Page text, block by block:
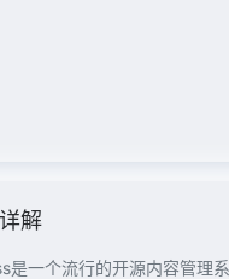
解
一个流行的开源内容管理